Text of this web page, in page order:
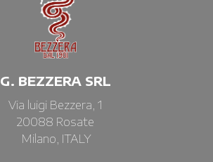
G. BEZZERA SRL
Via luigi Bezzera, 1
20088 Rosate
Milano, ITALY